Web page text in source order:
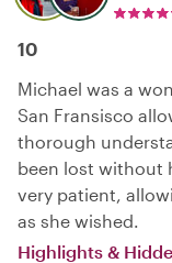
10
Michael was a
San Fransisco
thorough
been lost without
very patient,
as she wished.
Highlights &